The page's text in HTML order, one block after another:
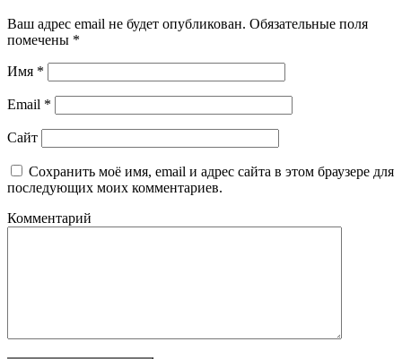
Ваш адрес email не будет опубликован. Обязательные поля
помечены *
Имя *
Email *
Сайт
Сохранить моё имя, email и адрес сайта в этом браузере для
последующих моих комментариев.
Комментарий